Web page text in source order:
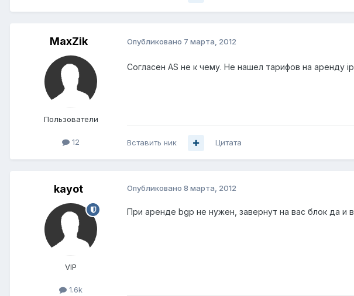
MaxZik
Пользователи
12
Опубликовано 7 марта, 2012
Согласен AS не к чему. Не нашел тарифов на аренду
Вставить ник Цитата
kayot
VIP
1.6k
Опубликовано 8 марта, 2012
При аренде bgp не нужен, завернут на вас блок да и